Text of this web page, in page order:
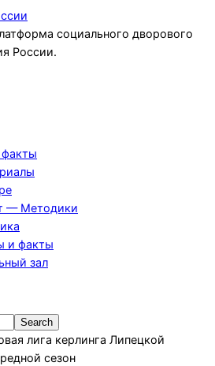
социального дворового
России.
— Методики
и факты
зал
лига керлинга Липецкой
сезон